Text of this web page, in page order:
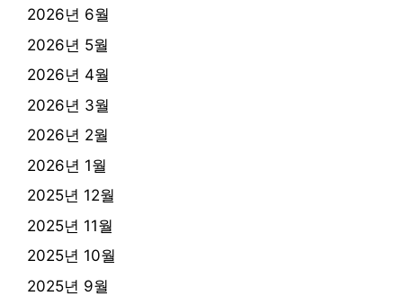
2026년 6월
2026년 5월
2026년 4월
2026년 3월
2026년 2월
2026년 1월
2025년 12월
2025년 11월
2025년 10월
2025년 9월